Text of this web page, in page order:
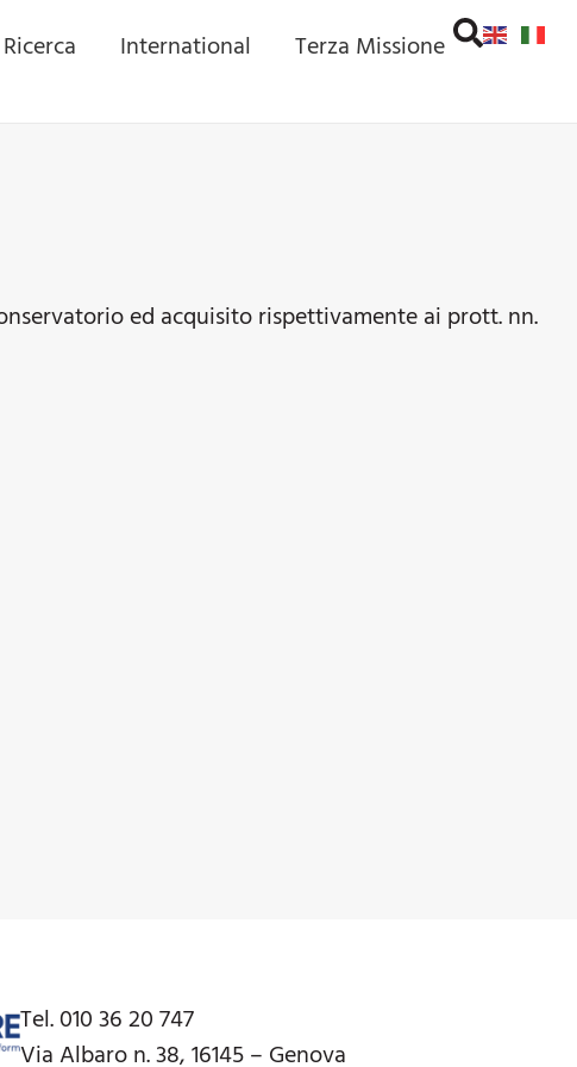
Ricerca International Terza Missione
ed acquisito rispettivamente ai prott. nn.
Tel. 010 36 20 747
Via Albaro n. 38, 16145 – Genova